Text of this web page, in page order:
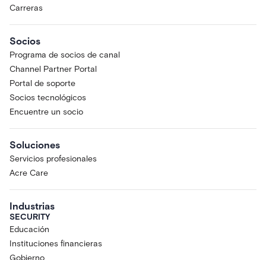
Carreras
Socios
Programa de socios de canal
Channel Partner Portal
Portal de soporte
Socios tecnológicos
Encuentre un socio
Soluciones
Servicios profesionales
Acre Care
Industrias
SECURITY
Educación
Instituciones financieras